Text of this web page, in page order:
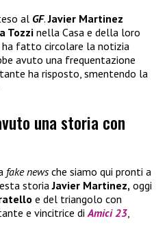
al GF.Javier Martinez
Tozzinella Casa e della loro
ha fatto circolare la notizia
avuto una frequentazione
ha risposto, smentendo la
una storia con
fake newsche siamo qui pronti a
storiaJavier Martinez, oggi
e del triangolo con
e vincitrice di Amici 23